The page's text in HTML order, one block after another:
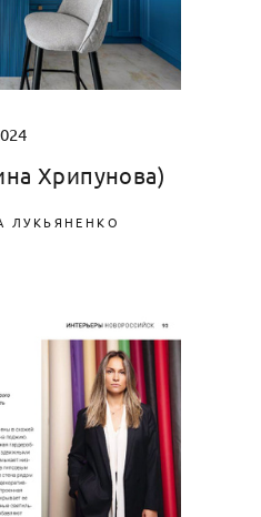
Хрипунова)
ЛУКЬЯНЕНКО